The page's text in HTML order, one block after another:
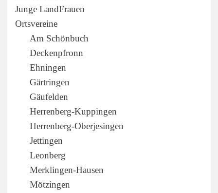
Junge LandFrauen
Ortsvereine
Am Schönbuch
Deckenpfronn
Ehningen
Gärtringen
Gäufelden
Herrenberg-Kuppingen
Herrenberg-Oberjesingen
Jettingen
Leonberg
Merklingen-Hausen
Mötzingen